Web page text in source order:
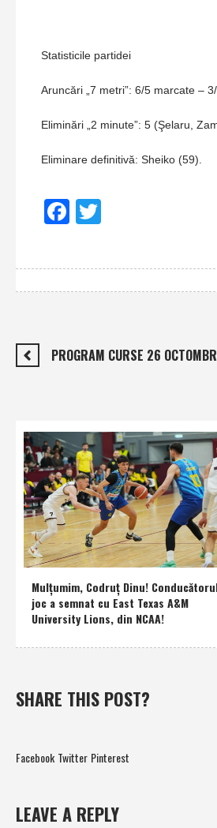
Statisticile partidei
Aruncări „7 metri”: 6/5 marcate –
Eliminări „2 minute”: 5 (Şelaru,
Eliminare definitivă: Sheiko (59).
Facebook
PROGRAM CURSE 26
Mulţumim, Codruţ Dinu!
joc a semnat cu East Texas A&M
University Lions, din NCAA!
SHARE THIS POST?
Facebook Twitter Pinterest
LEAVE A REPLY